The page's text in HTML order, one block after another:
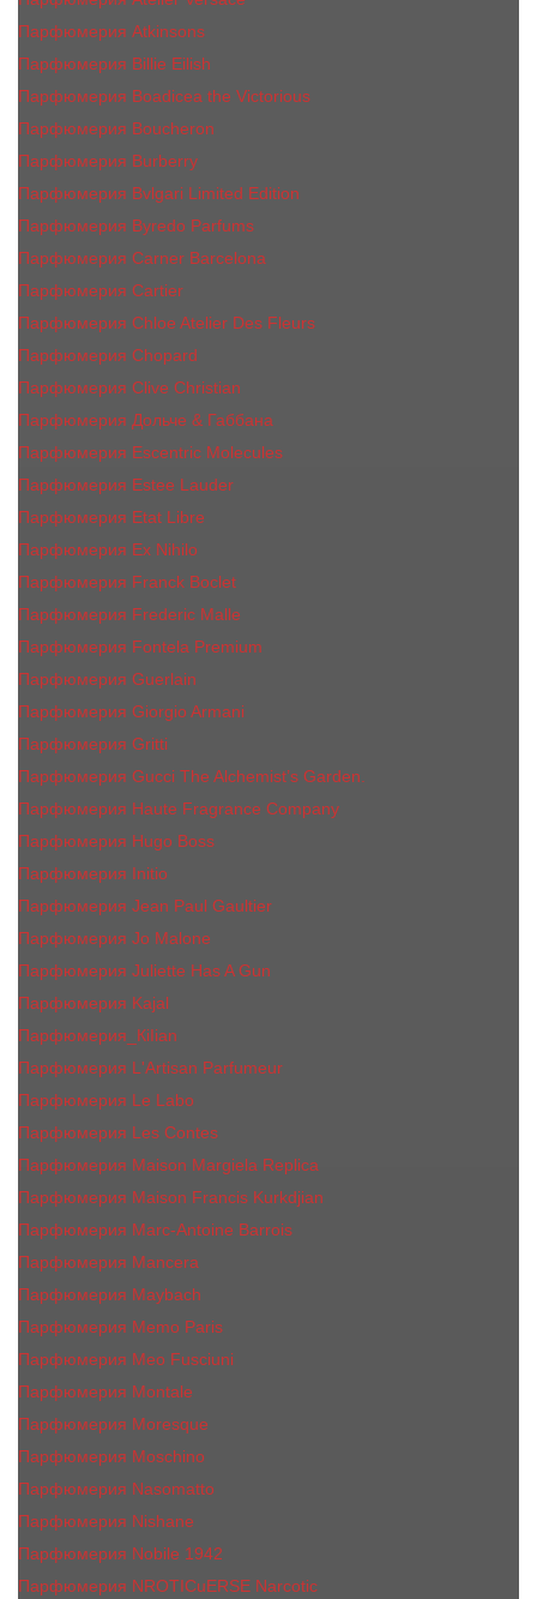
Парфюмерия Atkinsons
Парфюмерия Billie Eilish
Парфюмерия Boadicea the Victorious
Парфюмерия Boucheron
Парфюмерия Burberry
Парфюмерия Bvlgari Limited Edition
Парфюмерия Byredo Parfums
Парфюмерия Carner Barcelona
Парфюмерия Cartier
Парфюмерия Chloe Atelier Des Fleurs
Парфюмерия Сhopard
Парфюмерия Clive Christian
Парфюмерия Дольче & Габбана
Парфюмерия Escentric Molecules
Парфюмерия Estee Lаudеr
Парфюмерия Etat Libre
Парфюмерия Ex Nihilo
Парфюмерия Franck Boclet
Парфюмерия Frеderic Mаlle
Парфюмерия Fontela Premium
Парфюмерия Guerlain
Парфюмерия Giorgio Armani
Парфюмерия Gritti
Парфюмерия Gucci The Alchemist’s Garden.
Парфюмерия Haute Fragrance Company
Парфюмерия Hugo Boss
Парфюмерия Initio
Парфюмерия Jean Paul Gaultier
Парфюмерия Jо Malоnе
Парфюмерия Juliette Has A Gun
Парфюмерия Kajal
Парфюмерия_КiIiаn
Парфюмерия L'Artisan Parfumeur
Парфюмерия Le Labo
Парфюмерия Les Contes
Парфюмерия Maison Margiela Replica
Парфюмерия Maison Francis Kurkdjian
Парфюмерия Marc-Antoine Barrois
Парфюмерия Mancera
Парфюмерия Maybach
Парфюмерия Memo Paris
Парфюмерия Meo Fusciuni
Парфюмерия Montale
Парфюмерия Moresque
Парфюмерия Moschino
Парфюмерия Nasomatto
Парфюмерия Nishane
Парфюмерия Nobile 1942
Парфюмерия NROTICuERSE Narcotic